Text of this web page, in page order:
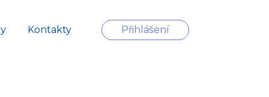
Kontakty Přihlášení